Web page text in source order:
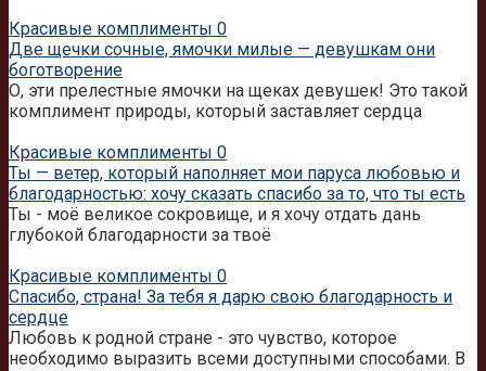
Красивые комплименты 0
Две щечки сочные, ямочки милые — девушкам они
боготворение
О, эти прелестные ямочки на щеках девушек! Это такой
комплимент природы, который заставляет сердца
Красивые комплименты 0
Ты — ветер, который наполняет мои паруса любовью и
благодарностью: хочу сказать спасибо за то, что ты есть
Ты - моё великое сокровище, и я хочу отдать дань
глубокой благодарности за твоё
Красивые комплименты 0
Спасибо, страна! За тебя я дарю свою благодарность и
сердце
Любовь к родной стране - это чувство, которое
необходимо выразить всеми доступными способами. В